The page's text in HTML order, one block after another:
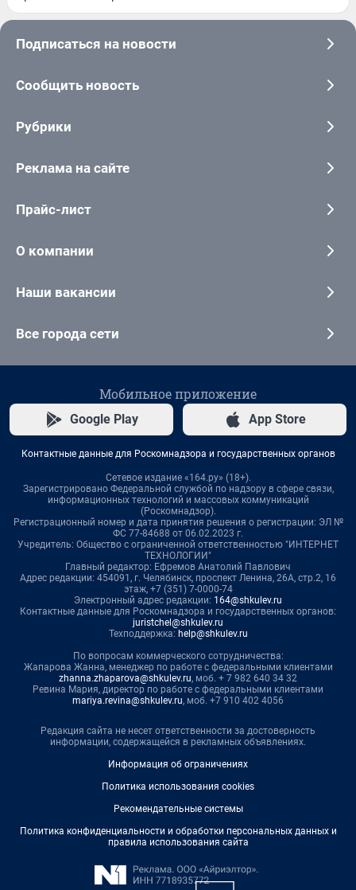
Подписаться на новости
Сообщить новость
Рубрики
Реклама на сайте
Прайс-лист
О компании
Наши вакансии
Все города сети
Мобильное приложение
Google Play App Store
Контактные данные для Роскомнадзора и государственных органов
Сетевое издание «164.ру» (18+).
Зарегистрировано Федеральной службой по надзору в сфере связи,
информационных технологий и массовых коммуникаций
(Роскомнадзор).
Регистрационный номер и дата принятия решения о регистрации: ЭЛ №
ФС 77-84688 от 06.02.2023 г.
Учредитель: Общество с ограниченной ответственностью "ИНТЕРНЕТ
ТЕХНОЛОГИИ"
Главный редактор: Ефремов Анатолий Павлович
Адрес редакции: 454091, г. Челябинск, проспект Ленина, 26А, стр.2, 16
этаж, +7 (351) 7-0000-74
Электронный адрес редакции: 164@shkulev.ru
Контактные данные для Роскомнадзора и государственных органов:
juristchel@shkulev.ru
Техподдержка: help@shkulev.ru
По вопросам коммерческого сотрудничества:
Жапарова Жанна, менеджер по работе с федеральными клиентами
zhanna.zhaparova@shkulev.ru, моб. + 7 982 640 34 32
Ревина Мария, директор по работе с федеральными клиентами
mariya.revina@shkulev.ru, моб. +7 910 402 4056
Редакция сайта не несет ответственности за достоверность
информации, содержащейся в рекламных объявлениях.
Информация об ограничениях
Политика использования cookies
Рекомендательные системы
Политика конфиденциальности и обработки персональных данных и
правила использования сайта